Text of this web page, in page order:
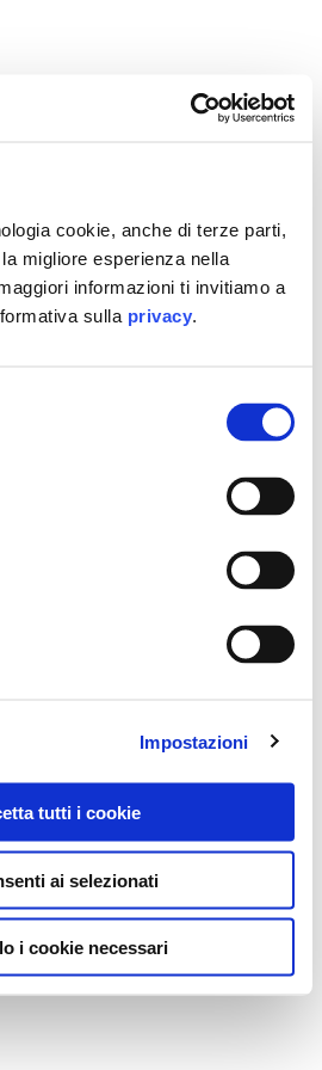
cookie, anche di terze parti,
migliore esperienza nella
informazioni ti invitiamo a
sulla privacy.
Impostazioni
tutti i cookie
ai selezionati
i cookie necessari